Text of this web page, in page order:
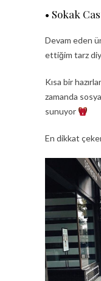
• Sokak
Devam eden
ettiğim tarz
Kısa bir
zamanda
sunuyor
En dikkat